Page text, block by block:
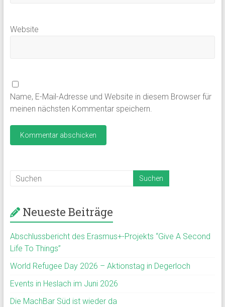
Website
Name, E-Mail-Adresse und Website in diesem Browser für
meinen nächsten Kommentar speichern.
Neueste Beiträge
Abschlussbericht des Erasmus+-Projekts “Give A Second
Life To Things”
World Refugee Day 2026 – Aktionstag in Degerloch
Events in Heslach im Juni 2026
Die MachBar Süd ist wieder da